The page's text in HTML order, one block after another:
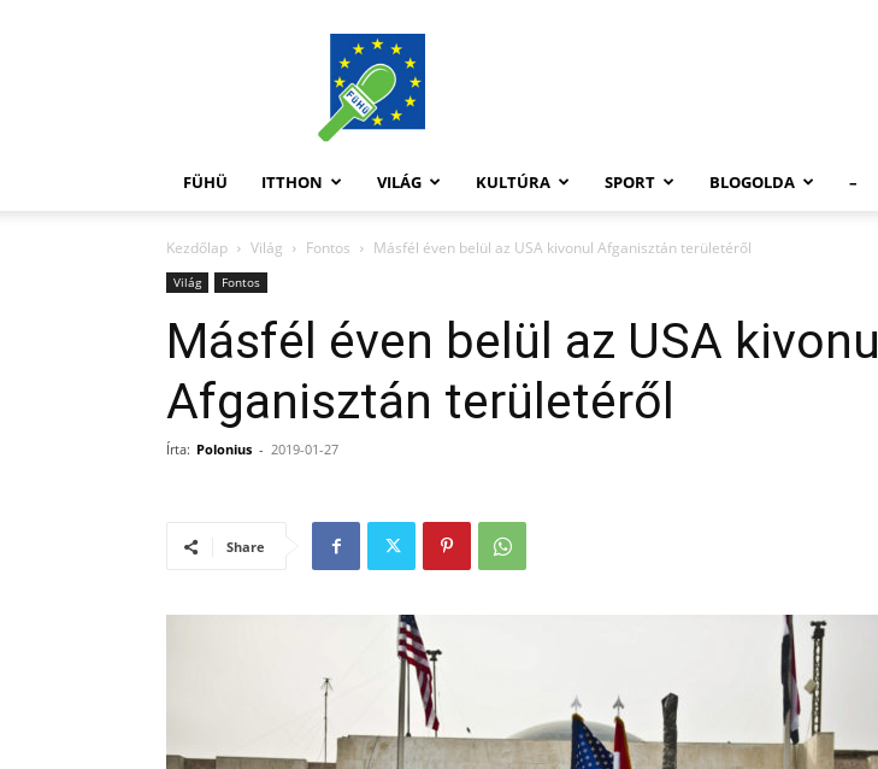
FüHü
FÜHÜ ITTHON VILÁG KULTÚRA SPORT BLOGOLDA –
Kezdőlap Világ Fontos Másfél éven belül az USA kivonul Afganisztán területéről
Világ Fontos
Másfél éven belül az USA kivonul
Afganisztán területéről
Írta: Polonius - 2019-01-27
Share